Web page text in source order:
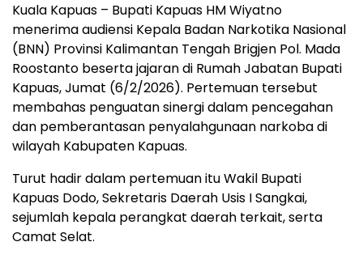
Kuala Kapuas – Bupati Kapuas HM Wiyatno
menerima audiensi Kepala Badan Narkotika Nasional
(BNN) Provinsi Kalimantan Tengah Brigjen Pol. Mada
Roostanto beserta jajaran di Rumah Jabatan Bupati
Kapuas, Jumat (6/2/2026). Pertemuan tersebut
membahas penguatan sinergi dalam pencegahan
dan pemberantasan penyalahgunaan narkoba di
wilayah Kabupaten Kapuas.
Turut hadir dalam pertemuan itu Wakil Bupati
Kapuas Dodo, Sekretaris Daerah Usis I Sangkai,
sejumlah kepala perangkat daerah terkait, serta
Camat Selat.